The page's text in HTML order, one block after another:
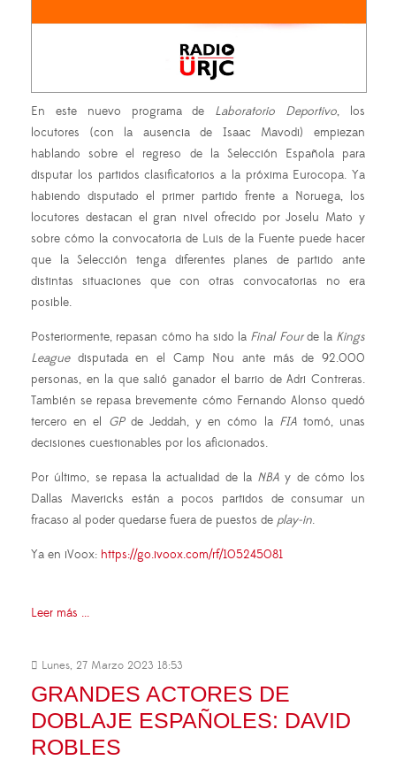
En este nuevo programa de Laboratorio Deportivo, los
locutores (con la ausencia de Isaac Mavodi) empiezan
hablando sobre el regreso de la Selección Española para
disputar los partidos clasificatorios a la próxima Eurocopa. Ya
habiendo disputado el primer partido frente a Noruega, los
locutores destacan el gran nivel ofrecido por Joselu Mato y
sobre cómo la convocatoria de Luis de la Fuente puede hacer
que la Selección tenga diferentes planes de partido ante
distintas situaciones que con otras convocatorias no era
posible.
Posteriormente, repasan cómo ha sido la Final Fourde la Kings
Leaguedisputada en el Camp Nou ante más de 92.000
personas, en la que salió ganador el barrio de Adri Contreras.
También se repasa brevemente cómo Fernando Alonso quedó
tercero en el GPde Jeddah, y en cómo la FIAtomó, unas
decisiones cuestionables por los aficionados.
Por último, se repasa la actualidad de la NBA y de cómo los
Dallas Mavericks están a pocos partidos de consumar un
fracaso al poder quedarse fuera de puestos de play-in.
Ya en iVoox: https://go.ivoox.com/rf/105245081
Leer más ...
Lunes, 27 Marzo 2023 18:53
GRANDES ACTORES DE
DOBLAJE ESPAÑOLES: DAVID
ROBLES